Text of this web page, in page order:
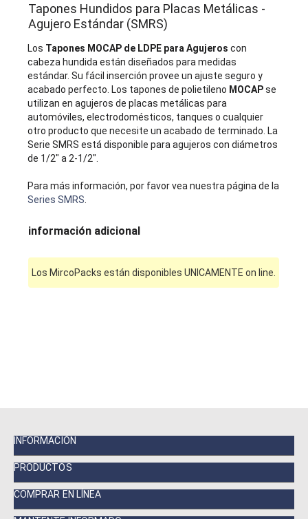
Tapones Hundidos para Placas Metálicas -
Agujero Estándar (SMRS)
Los Tapones MOCAP de LDPE para Agujeros con
cabeza hundida están diseñados para medidas
estándar. Su fácil inserción provee un ajuste seguro y
acabado perfecto. Los tapones de polietileno MOCAPse
utilizan en agujeros de placas metálicas para
automóviles, electrodomésticos, tanques o cualquier
otro producto que necesite un acabado de terminado. La
Serie SMRS está disponible para agujeros con diámetros
de 1/2" a 2-1/2".
Para más información, por favor vea nuestra página de la
Series SMRS
información adicional
Los MircoPacks están disponibles UNICAMENTE on line.
INFORMACIÓN
PRODUCTOS
COMPRAR EN LÍNEA